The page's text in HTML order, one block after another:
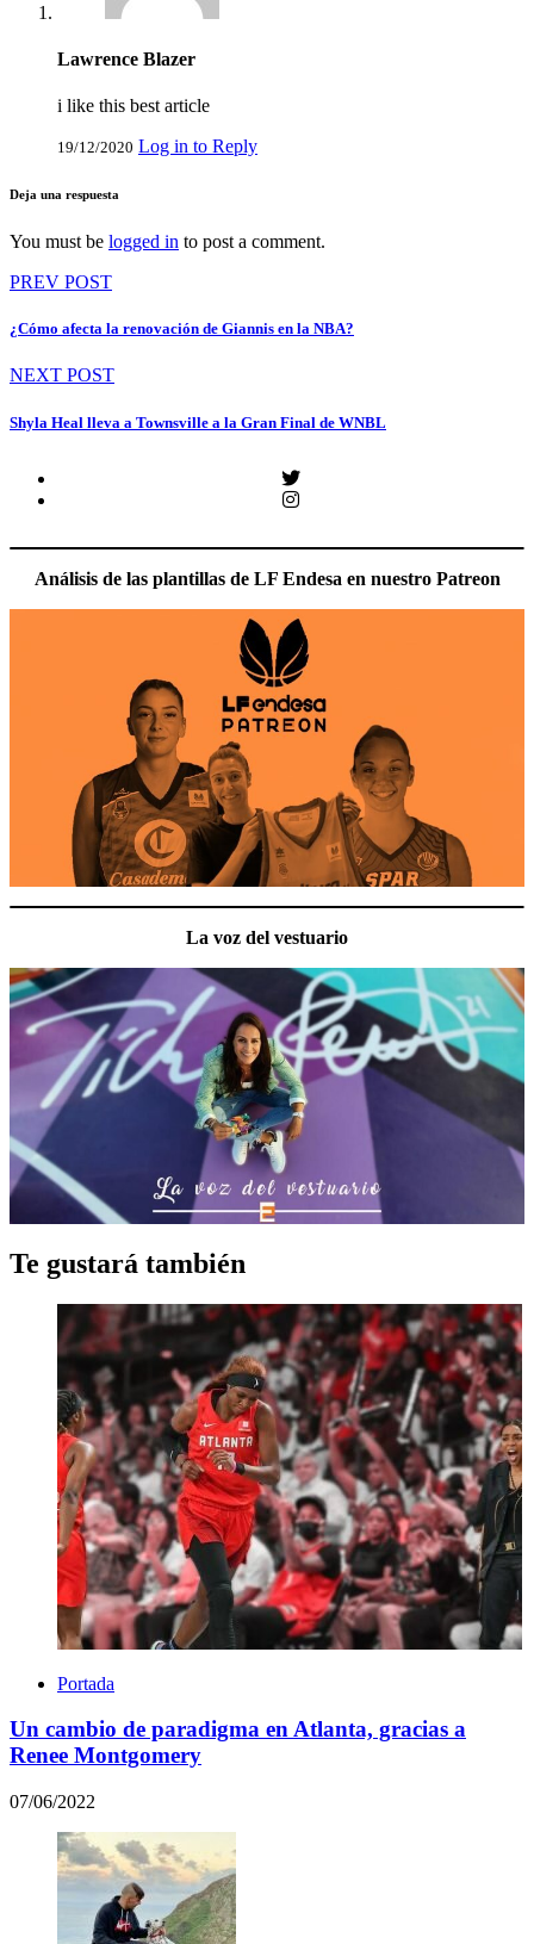
Lawrence Blazer
i like this best article
19/12/2020 Log in to Reply
Deja una respuesta
You must be logged in to post a comment.
Navegación
de
PREV POST
¿Cómo afecta la renovación de Giannis en la NBA?
NEXT POST
Shyla Heal lleva a Townsville a la Gran Final de WNBL
Twitter
Instagram
Análisis de las plantillas de LF Endesa en nuestro Patreon
La voz del vestuario
Te gustará también
Portada
Un cambio de paradigma en Atlanta, gracias a
Renee Montgomery
07/06/2022